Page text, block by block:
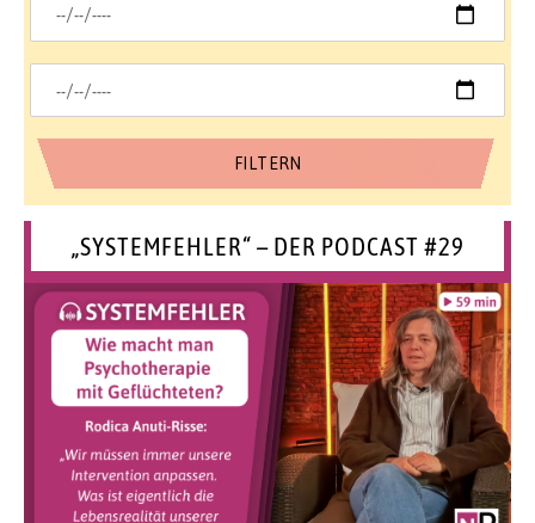
„SYSTEMFEHLER“ – DER PODCAST #29